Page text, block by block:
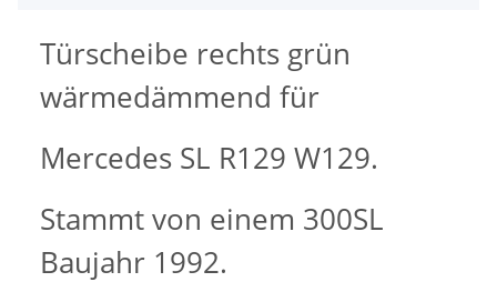
Türscheibe rechts grün
wärmedämmend für
Mercedes SL R129 W129.
Stammt von einem 300SL
Baujahr 1992.